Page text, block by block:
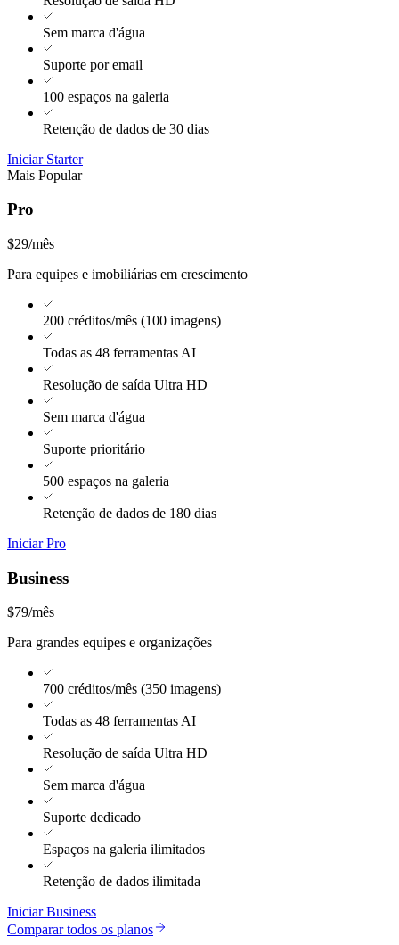
Sem marca d'água
Suporte por email
100 espaços na galeria
Retenção de dados de 30 dias
Iniciar Starter
Mais Popular
Pro
$29/mês
Para equipes e imobiliárias em crescimento
200 créditos/mês (100 imagens)
Todas as 48 ferramentas AI
Resolução de saída Ultra HD
Sem marca d'água
Suporte prioritário
500 espaços na galeria
Retenção de dados de 180 dias
Iniciar Pro
Business
$79/mês
Para grandes equipes e organizações
700 créditos/mês (350 imagens)
Todas as 48 ferramentas AI
Resolução de saída Ultra HD
Sem marca d'água
Suporte dedicado
Espaços na galeria ilimitados
Retenção de dados ilimitada
Iniciar Business
Comparar todos os planos